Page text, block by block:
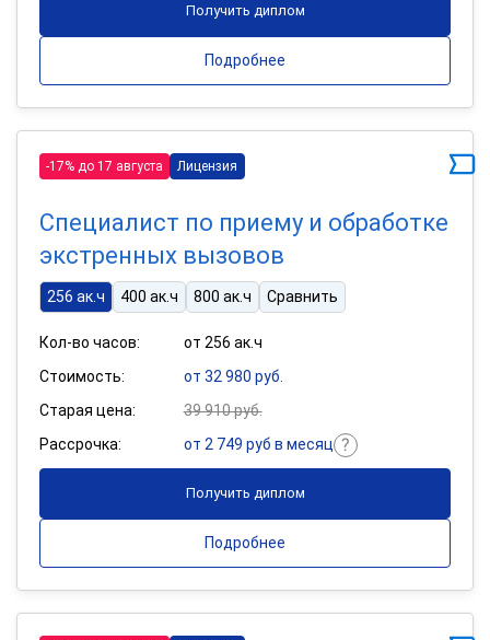
Получить диплом
Подробнее
-17% до 17 августа Лицензия
Специалист по приему и обработке
экстренных вызовов
256 ак.ч 400 ак.ч 800 ак.ч Сравнить
Кол-во часов:
от 256 ак.ч
Стоимость:
от 32 980 руб.
Старая цена:
39 910 руб.
Рассрочка:
от 2 749 руб в месяц
Получить диплом
Подробнее